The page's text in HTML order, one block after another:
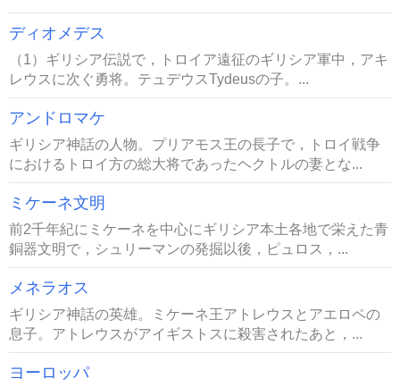
ディオメデス
（1）ギリシア伝説で，トロイア遠征のギリシア軍中，アキ
レウスに次ぐ勇将。テュデウスTydeusの子。...
アンドロマケ
ギリシア神話の人物。プリアモス王の長子で，トロイ戦争
におけるトロイ方の総大将であったヘクトルの妻とな...
ミケーネ文明
前2千年紀にミケーネを中心にギリシア本土各地で栄えた青
銅器文明で，シュリーマンの発掘以後，ピュロス，...
メネラオス
ギリシア神話の英雄。ミケーネ王アトレウスとアエロペの
息子。アトレウスがアイギストスに殺害されたあと，...
ヨーロッパ